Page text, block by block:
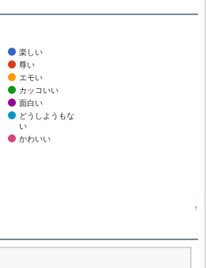
楽しい
尊い
エモい
カッコいい
面白い
どうしようもな
い
かわいい
↑